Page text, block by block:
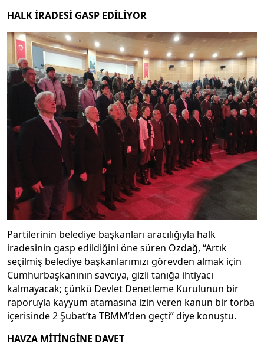
HALK İRADESİ GASP EDİLİYOR
Partilerinin belediye başkanları aracılığıyla halk
iradesinin gasp edildiğini öne süren Özdağ, “Artık
seçilmiş belediye başkanlarımızı görevden almak için
Cumhurbaşkanının savcıya, gizli tanığa ihtiyacı
kalmayacak; çünkü Devlet Denetleme Kurulunun bir
raporuyla kayyum atamasına izin veren kanun bir torba
içerisinde 2 Şubat’ta TBMM’den geçti” diye konuştu.
HAVZA MİTİNGİNE DAVET